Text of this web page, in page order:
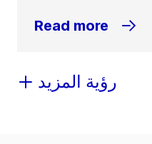
Read more
رؤية المزيد